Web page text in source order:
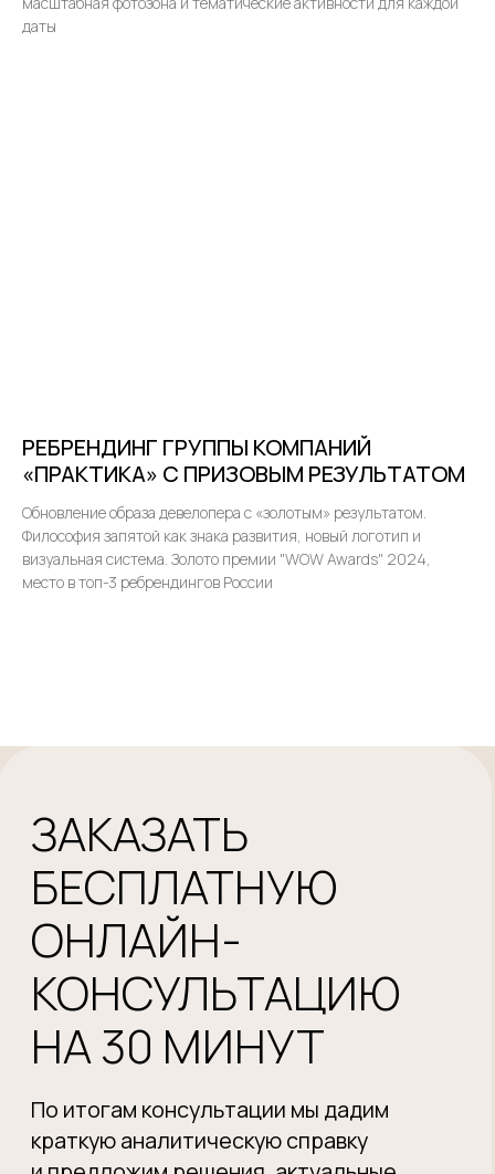
даты
РЕБРЕНДИНГ ГРУППЫ КОМПАНИЙ
«ПРАКТИКА» С ПРИЗОВЫМ РЕЗУЛЬТАТОМ
Обновление образа девелопера с «золотым» результатом.
Философия запятой как знака развития, новый логотип и
визуальная система. Золото премии "WOW Awards" 2024,
место в топ-3 ребрендингов России